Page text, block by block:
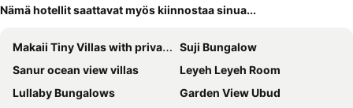
Nämä hotellit saattavat myös kiinnostaa sinua...
Makaii Tiny Villas with private pools
Suji Bungalow
Sanur ocean view villas
Leyeh Leyeh Room
Lullaby Bungalows
Garden View Ubud